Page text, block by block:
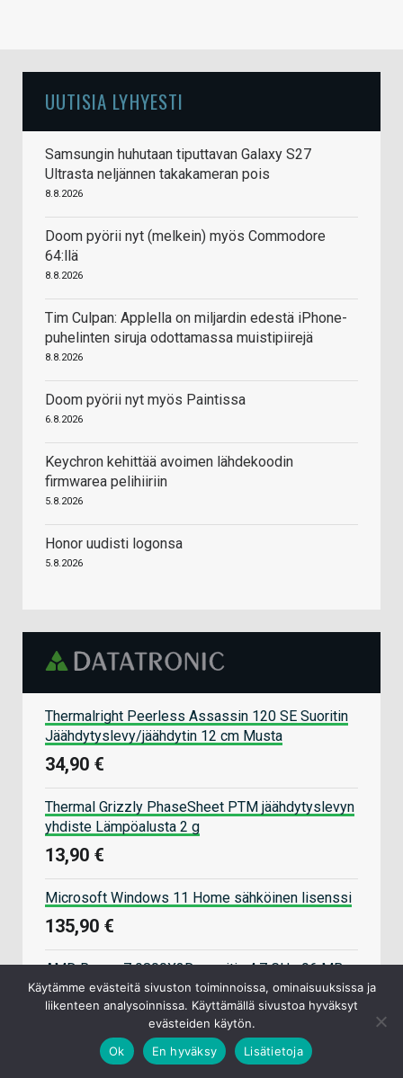
UUTISIA LYHYESTI
Samsungin huhutaan tiputtavan Galaxy S27
Ultrasta neljännen takakameran pois
8.8.2026
Doom pyörii nyt (melkein) myös Commodore
64:llä
8.8.2026
Tim Culpan: Applella on miljardin edestä iPhone-
puhelinten siruja odottamassa muistipiirejä
8.8.2026
Doom pyörii nyt myös Paintissa
6.8.2026
Keychron kehittää avoimen lähdekoodin
firmwarea pelihiiriin
5.8.2026
Honor uudisti logonsa
5.8.2026
Thermalright Peerless Assassin 120 SE Suoritin
Jäähdytyslevy/jäähdytin 12 cm Musta
34,90 €
Thermal Grizzly PhaseSheet PTM jäähdytyslevyn
yhdiste Lämpöalusta 2 g
13,90 €
Microsoft Windows 11 Home sähköinen lisenssi
135,90 €
AMD Ryzen 7 9800X3D suoritin 4,7 GHz 96 MB
L3 Tray malli Konekasauksiin
439,00 €
ARCTIC MX-6 8g Lämpötahna
Käytämme evästeitä sivuston toiminnoissa, ominaisuuksissa ja
liikenteen analysoinnissa. Käyttämällä sivustoa hyväksyt
evästeiden käytön.
Ok
En hyväksy Lisätietoja